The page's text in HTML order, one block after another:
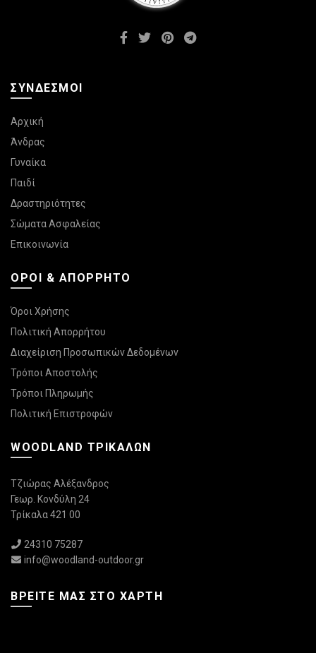
ΣΎΝΔΕΣΜΟΙ
Αρχική
Άνδρας
Γυναίκα
Παιδί
Δραστηριότητες
Σώματα Ασφαλείας
Επικοινωνία
ΌΡΟΙ & ΑΠΌΡΡΗΤΟ
Όροι Χρήσης
Πολιτική Απορρήτου
Διαχείριση Προσωπικών Δεδομένων
Τρόποι Αποστολής
Τρόποι Πληρωμής
Πολιτική Επιστροφών
WOODLAND ΤΡΙΚΆΛΩΝ
Τζιώρας Αλέξανδρος
Γεωρ. Κονδύλη 24
Τρίκαλα 421 00
24310 75287
info@woodland-outdoor.gr
ΒΡΕΊΤΕ ΜΑΣ ΣΤΟ ΧΆΡΤΗ